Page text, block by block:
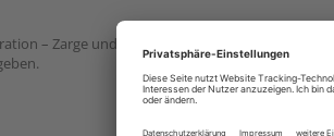
– Zarge und Drückergarnitur nicht im